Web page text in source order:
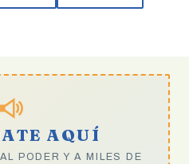
AQUÍ
PODER Y A MILES DE